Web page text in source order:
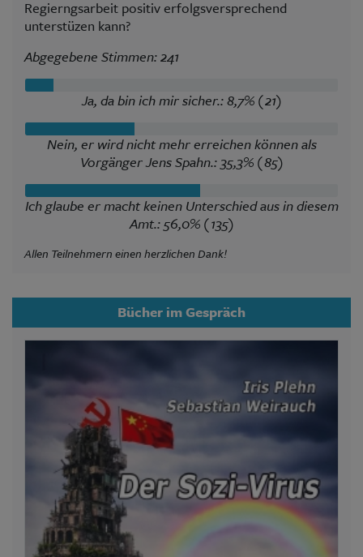
Regierngsarbeit positiv erfolgsversprechend
unterstüzen kann?
Abgegebene Stimmen: 241
Ja, da bin ich mir sicher.: 8,7% (21)
Nein, er wird nicht mehr erreichen können als
Vorgänger Jens Spahn.: 35,3% (85)
Ich glaube er macht keinen Unterschied aus in diesem
Amt.: 56,0% (135)
Allen Teilnehmern einen herzlichen Dank!
Bücher im Gespräch